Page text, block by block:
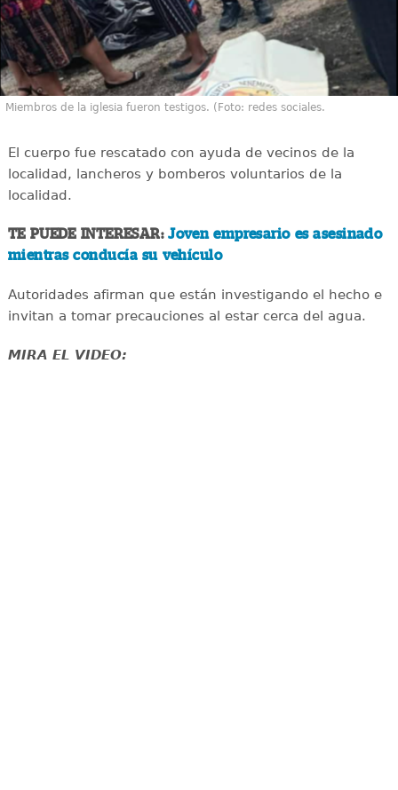
Miembros de la iglesia fueron testigos. (Foto: redes sociales.
El cuerpo fue rescatado con ayuda de vecinos de la
localidad, lancheros y bomberos voluntarios de la
localidad.
TE PUEDE INTERESAR:Joven empresario es asesinado
mientras conducía su vehículo
Autoridades afirman que están investigando el hecho e
invitan a tomar precauciones al estar cerca del agua.
MIRA EL VIDEO: